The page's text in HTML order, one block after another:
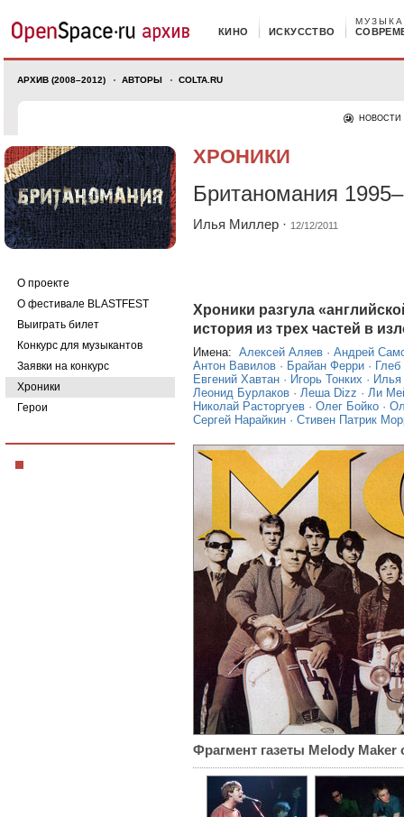
КИНО ИСКУССТВО
МУЗЫКА
АРХИВ (2008–2012) АВТОРЫ COLTA.RU
НОВОСТИ
О проекте
О фестивале BLASTFEST
Выиграть билет
Конкурс для музыкантов
Заявки на конкурс
Хроники
Герои
ХРОНИКИ
Британомания
Илья Миллер · 12/12/2011
Хроники разгула
история из трех частей в
Имена: Алексей Аляев · Андрей
Антон Вавилов · Брайан Ферри ·
Евгений Хавтан · Игорь Тонких · Илья
Леонид Бурлаков · Леша Dizz · Ли
Николай Расторгуев · Олег Бойко ·
Сергей Нарайкин · Стивен Патрик
Фрагмент газеты Melody Maker